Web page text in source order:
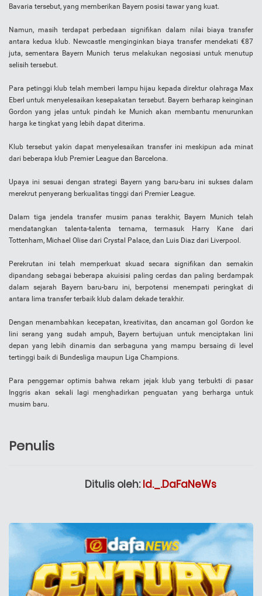
Bavaria tersebut, yang memberikan Bayern posisi tawar yang kuat.
Namun, masih terdapat perbedaan signifikan dalam nilai biaya transfer
antara kedua klub. Newcastle menginginkan biaya transfer mendekati €87
juta, sementara Bayern Munich terus melakukan negosiasi untuk menutup
selisih tersebut.
Para petinggi klub telah memberi lampu hijau kepada direktur olahraga Max
Eberl untuk menyelesaikan kesepakatan tersebut. Bayern berharap keinginan
Gordon yang jelas untuk pindah ke Munich akan membantu menurunkan
harga ke tingkat yang lebih dapat diterima.
Klub tersebut yakin dapat menyelesaikan transfer ini meskipun ada minat
dari beberapa klub Premier League dan Barcelona.
Upaya ini sesuai dengan strategi Bayern yang baru-baru ini sukses dalam
merekrut penyerang berkualitas tinggi dari Premier League.
Dalam tiga jendela transfer musim panas terakhir, Bayern Munich telah
mendatangkan talenta-talenta ternama, termasuk Harry Kane dari
Tottenham, Michael Olise dari Crystal Palace, dan Luis Diaz dari Liverpool.
Perekrutan ini telah memperkuat skuad secara signifikan dan semakin
dipandang sebagai beberapa akuisisi paling cerdas dan paling berdampak
dalam sejarah Bayern baru-baru ini, berpotensi menempati peringkat di
antara lima transfer terbaik klub dalam dekade terakhir.
Dengan menambahkan kecepatan, kreativitas, dan ancaman gol Gordon ke
lini serang yang sudah ampuh, Bayern bertujuan untuk menciptakan lini
depan yang lebih dinamis dan serbaguna yang mampu bersaing di level
tertinggi baik di Bundesliga maupun Liga Champions.
Para penggemar optimis bahwa rekam jejak klub yang terbukti di pasar
Inggris akan sekali lagi menghadirkan penguatan yang berharga untuk
musim baru.
Penulis
Ditulis oleh:Id._.DaFaNeWs